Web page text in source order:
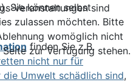
Veranstaltungen sind
finden Sie z.B.
nicht nur für
die Umwelt schädlich sind,
Sie können selbst
zulassen möchten. Bitte
womöglich nicht
zur Verfügung stehen.